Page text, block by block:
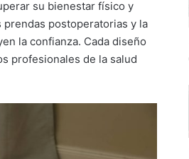
su bienestar físico y
prendas postoperatorias y la
la confianza. Cada diseño
profesionales de la salud